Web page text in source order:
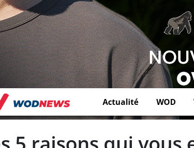
Actualité WOD